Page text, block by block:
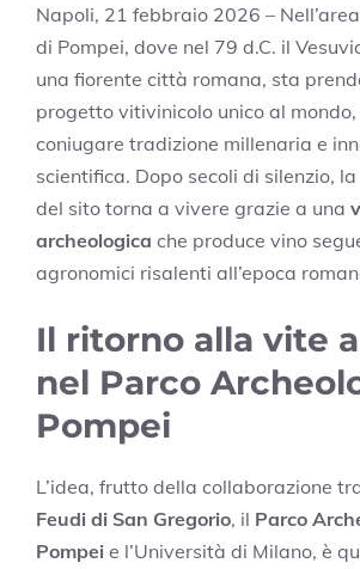
Napoli, 21 febbraio 2026 –
di Pompei, dove nel 79 d.C. il
una fiorente città romana, sta
progetto vitivinicolo unico al
coniugare tradizione millenaria e
scientifica. Dopo secoli di silenzio,
del sito torna a vivere grazie a una
archeologica che produce vino
agronomici risalenti all’epoca
Il ritorno alla vite
nel Parco
Pompei
L’idea, frutto della collaborazione
Feudi di San Gregorio, il Parco
Pompei e l’Università di Milano, è